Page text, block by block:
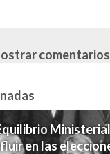
en las